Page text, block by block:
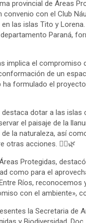
provincial de Áreas
con el Club
las islas Tito y
Paraná,
implica el compromiso
de un
formulado el
dotar a las
el paisaje de la
la naturaleza, así
otras acciones. 🚣‍♂️🌿
Protegidas,
como para el
Ríos,
con el ambiente»,
la Secretaria de